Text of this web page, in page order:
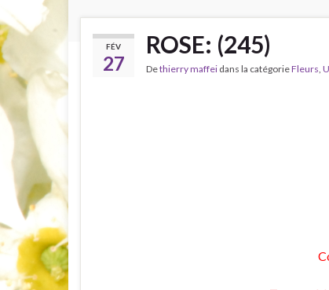
FÉV
27
ROSE: (245)
Dethierry maffei dans la catégorieFleurs,